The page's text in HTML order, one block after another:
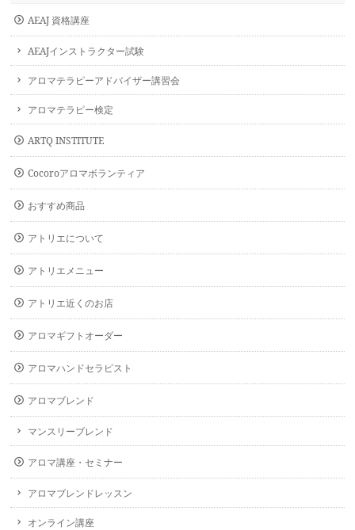
AEAJ 資格講座
AEAJインストラクター試験
アロマテラピーアドバイザー講習会
アロマテラピー検定
ARTQ INSTITUTE
Cocoroアロマボランティア
おすすめ商品
アトリエについて
アトリエメニュー
アトリエ近くのお店
アロマギフトオーダー
アロマハンドセラピスト
アロマブレンド
マンスリーブレンド
アロマ講座・セミナー
アロマブレンドレッスン
オンライン講座